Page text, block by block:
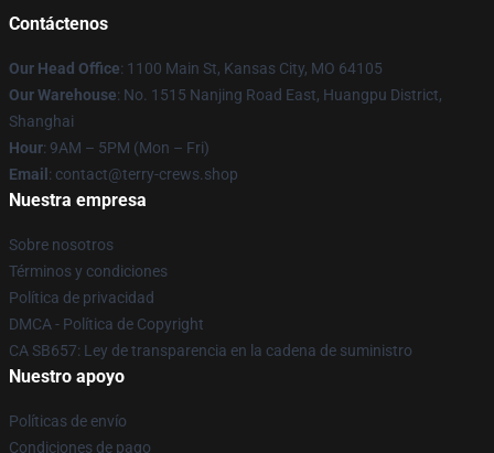
Contáctenos
Our Head Office: 1100 Main St, Kansas City, MO 64105
Our Warehouse: No. 1515 Nanjing Road East, Huangpu District,
Shanghai
Hour: 9AM – 5PM (Mon – Fri)
Email : contact@terry-crews.shop
Nuestra empresa
Sobre nosotros
Términos y condiciones
Política de privacidad
DMCA - Política de Copyright
CA SB657: Ley de transparencia en la cadena de suministro
Nuestro apoyo
Políticas de envío
Condiciones de pago